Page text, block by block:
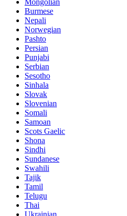
Burmese
Nepali
Norwegian
Pashto
Persian
Punjabi
Serbian
Sesotho
Sinhala
Slovak
Slovenian
Somali
Samoan
Scots Gaelic
Shona
Sindhi
Sundanese
Swahili
Tajik
Tamil
Telugu
Thai
Ukrainian